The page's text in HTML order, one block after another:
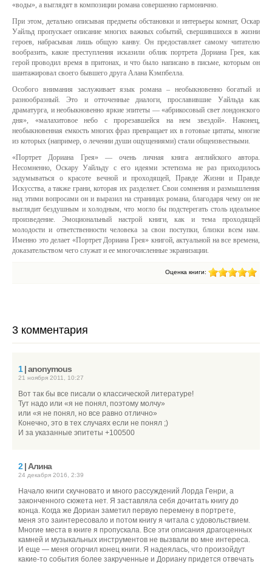
«воды», а выглядят в композиции романа совершенно гармонично.
При этом, детально описывая предметы обстановки и интерьеры комнат, Оскар
Уайльд пропускает описание многих важных событий, свершившихся в жизни
героев, набрасывая лишь общую канву. Он предоставляет самому читателю
вообразить, какие преступления исказили облик портрета Дориана Грея, как
герой проводил время в притонах, и что было написано в письме, которым он
шантажировал своего бывшего друга Алана Кэмпбелла.
Особого внимания заслуживает язык романа – необыкновенно богатый и
разнообразный. Это и отточенные диалоги, прославившие Уайльда как
драматурга, и необыкновенно яркие эпитеты — «абрикосовый свет лондонского
дня», «малахитовое небо с прорезавшейся на нем звездой». Наконец,
необыкновенная емкость многих фраз превращает их в готовые цитаты, многие
из которых (например, о лечении души ощущениями) стали общеизвестными.
«Портрет Дориана Грея» — очень личная книга английского автора.
Несомненно, Оскару Уайльду с его идеями эстетизма не раз приходилось
задумываться о красоте вечной и проходящей, Правде Жизни и Правде
Искусства, а также грани, которая их разделяет. Свои сомнения и размышления
над этими вопросами он и выразил на страницах романа, благодаря чему он не
выглядит бездушным и холодным, что могло бы подстерегать столь идеальное
произведение. Эмоциональный настрой книги, как и тема проходящей
молодости и ответственности человека за свои поступки, близки всем нам.
Именно это делает «Портрет Дориана Грея» книгой, актуальной на все времена,
доказательством чего служат и ее многочисленные экранизации.
Оценка книги:
3 комментария
1| anonymous
21 ноября 2011, 10:27
Вот так бы все писали о классической литературе!
Тут надо или «я не понял, поэтому молчу»
или «я не понял, но все равно отлично»
Конечно, это в тех случаях если не понял ;)
И за указанные эпитеты +100500
2| Алина
24 декабря 2016, 2:39
Начало книги скучновато и много рассуждений Лорда Генри, а
законченного сюжета нет. Я заставляла себя дочитать книгу до
конца. Когда же Дориан заметил первую перемену в портрете,
меня это заинтересовало и потом книгу я читала с удовольствием.
Многие места в книге я пропускала. Все эти описания драгоценных
камней и музыкальных инструментов не вызвали во мне интереса.
И еще — меня огорчил конец книги. Я надеялась, что произойдут
какие-то события более закрученные и Дориану придется отвечать